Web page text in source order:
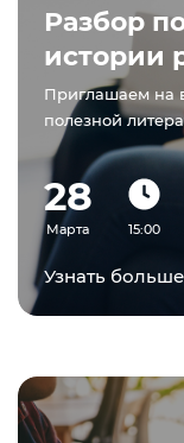
Разбор
истории
Приглашаем на
полезной
28
Марта 15:00
Узнать больше